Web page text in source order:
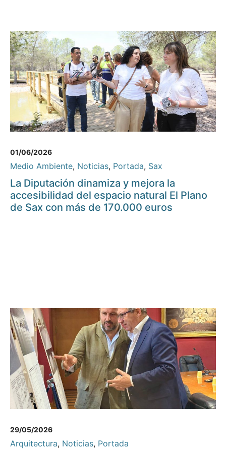
01/06/2026
Medio Ambiente, Noticias, Portada, Sax
La Diputación dinamiza y mejora la
accesibilidad del espacio natural El Plano
de Sax con más de 170.000 euros
29/05/2026
Arquitectura, Noticias, Portada